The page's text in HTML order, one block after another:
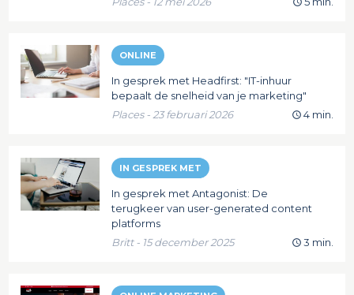
ONLINE
In gesprek met Headfirst: "IT-inhuur
bepaalt de snelheid van je marketing"
Places - 23 februari 2026
4 min.
IN GESPREK MET
In gesprek met Antagonist: De
terugkeer van user-generated content
platforms
Britt - 15 december 2025
3 min.